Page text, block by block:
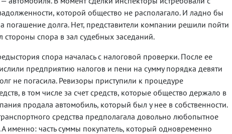
которой общество не располагало. И ладно бы
погашение долга. Нет, представители компании решили пойти
стороны спора в зал судебных заседаний.
спора началась с налоговой проверки. После ее
предприятию налогов и пени на сумму порядка девяти
не погасила. Ревизоры приступили к процедуре
в том числе за счет средств, которые общество держало в
продала автомобиль, который был у нее в собственности.
средства предполагала довольно любопытное
А именно: часть суммы покупатель, который одновременно